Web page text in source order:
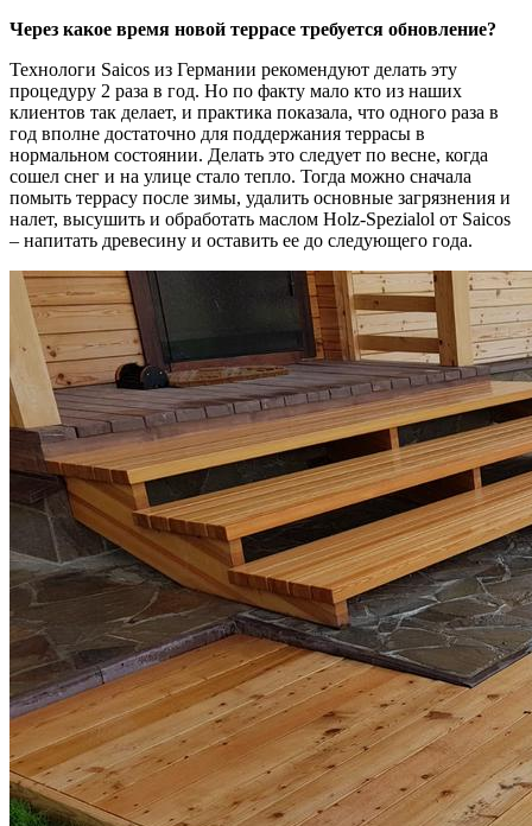
Через какое время новой террасе требуется обновление?
Технологи Saicos из Германии рекомендуют делать эту
процедуру 2 раза в год. Но по факту мало кто из наших
клиентов так делает, и практика показала, что одного раза в
год вполне достаточно для поддержания террасы в
нормальном состоянии. Делать это следует по весне, когда
сошел снег и на улице стало тепло. Тогда можно сначала
помыть террасу после зимы, удалить основные загрязнения и
налет, высушить и обработать маслом Holz-Spezialol от Saicos
– напитать древесину и оставить ее до следующего года.